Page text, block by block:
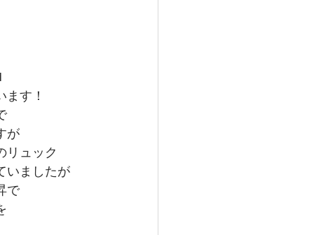
す！
が
リュック
いましたが
で